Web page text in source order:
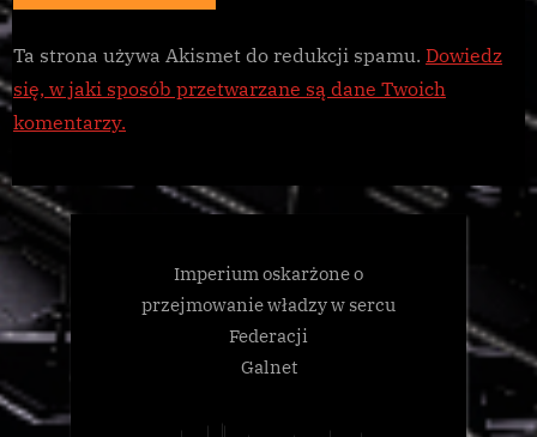
Ta strona używa Akismet do redukcji spamu. Dowiedz
się, w jaki sposób przetwarzane są dane Twoich
komentarzy.
Imperium oskarżone o
przejmowanie władzy w sercu
Federacji
Galnet